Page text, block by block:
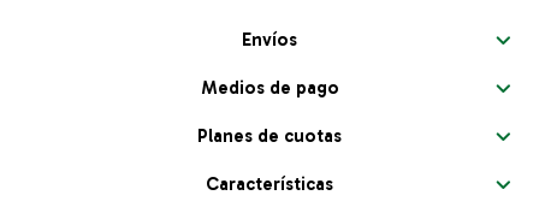
Envíos
Medios de pago
Planes de cuotas
Características